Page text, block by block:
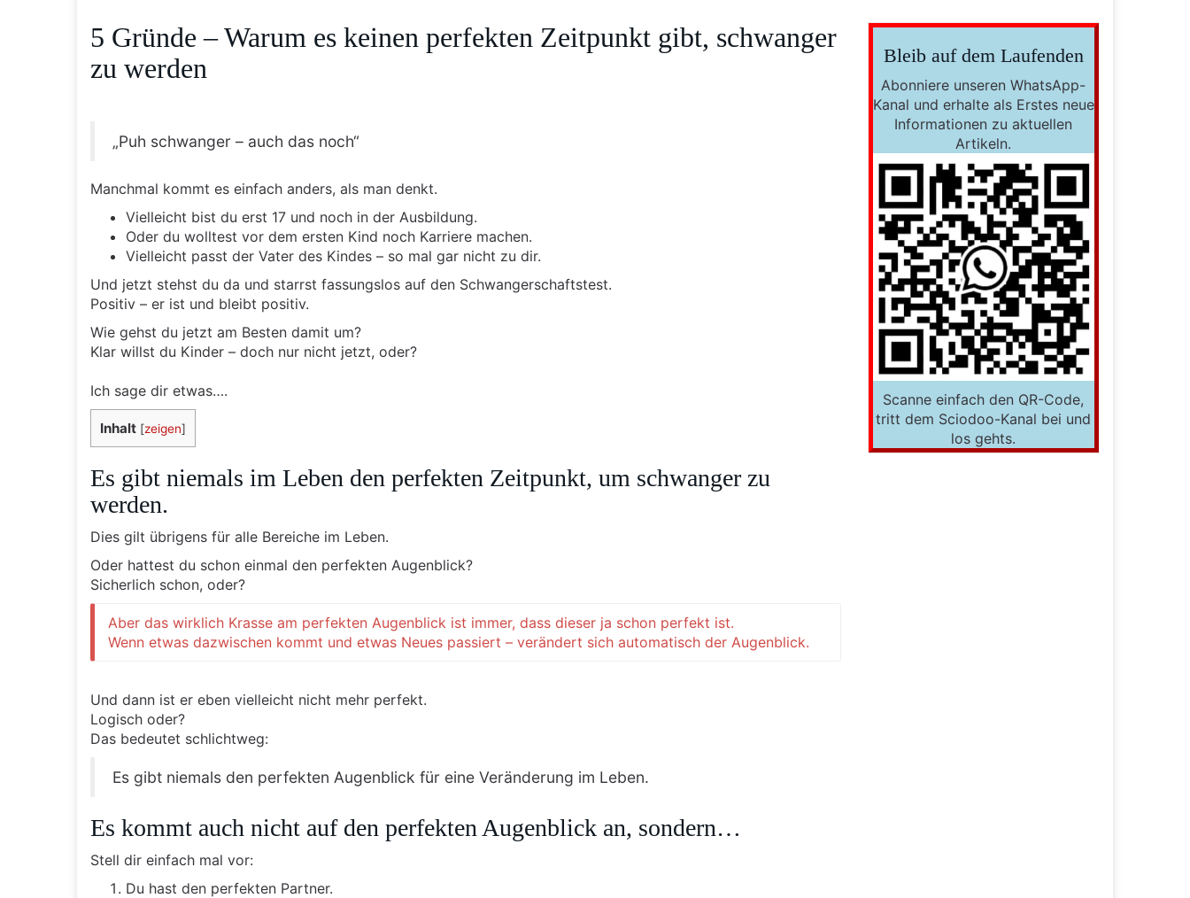
5 Gründe – Warum es keinen perfekten Zeitpunkt gibt, schwanger
zu werden
„Puh schwanger – auch das noch“
Manchmal kommt es einfach anders, als man denkt.
Vielleicht bist du erst 17 und noch in der Ausbildung.
Oder du wolltest vor dem ersten Kind noch Karriere machen.
Vielleicht passt der Vater des Kindes – so mal gar nicht zu dir.
Und jetzt stehst du da und starrst fassungslos auf den Schwangerschaftstest.
Positiv – er ist und bleibt positiv.
Wie gehst du jetzt am Besten damit um?
Klar willst du Kinder – doch nur nicht jetzt, oder?
Ich sage dir etwas….
Inhalt [zeigen]
Es gibt niemals im Leben den perfekten Zeitpunkt, um schwanger zu
werden.
Dies gilt übrigens für alle Bereiche im Leben.
Oder hattest du schon einmal den perfekten Augenblick?
Sicherlich schon, oder?
Aber das wirklich Krasse am perfekten Augenblick ist immer, dass dieser ja schon perfekt ist.
Wenn etwas dazwischen kommt und etwas Neues passiert – verändert sich automatisch der Augenblick.
Und dann ist er eben vielleicht nicht mehr perfekt.
Logisch oder?
Das bedeutet schlichtweg:
Es gibt niemals den perfekten Augenblick für eine Veränderung im Leben.
Es kommt auch nicht auf den perfekten Augenblick an, sondern…
Stell dir einfach mal vor:
Du hast den perfekten Partner.
Bleib auf dem Laufenden
Abonniere unseren WhatsApp-
Kanal und erhalte als Erstes neue
Informationen zu aktuellen
Artikeln.
Scanne einfach den QR-Code,
tritt dem Sciodoo-Kanal bei und
los gehts.